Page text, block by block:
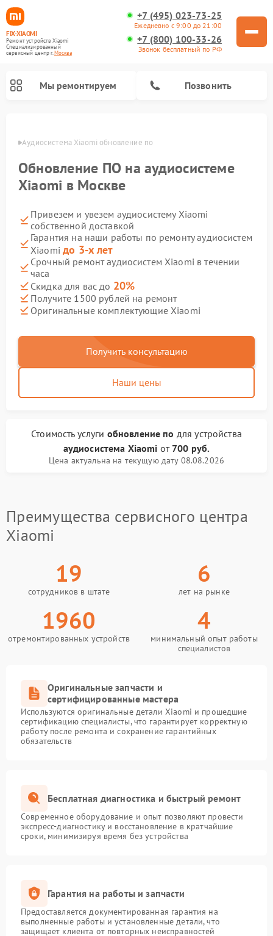
FIX-XIAOMI
Ремонт устройств Xiaomi
Специализированный
cервисный центр г.Москва
+7 (495) 023-73-25
Ежедневно с 9:00 до 21:00
+7 (800) 100-33-26
Звонок бесплатный по РФ
Мы ремонтируем Позвонить
Аудиосистема Xiaomi обновление по
Обновление ПО на аудиосистеме
Xiaomi в Москве
Привезем и увезем аудиосистему Xiaomi
собственной доставкой
Гарантия на наши работы по ремонту аудиосистем
Xiaomiдо 3-х лет
Срочный ремонт аудиосистем Xiaomi в течении
часа
Скидка для вас до 20%
Получите 1500 рублей на ремонт
Оригинальные комплектующие Xiaomi
Получить консультацию
Наши цены
Стоимость услуги обновление по для устройства
аудиосистема Xiaomi от 700 руб.
Цена актуальна на текущую дату 08.08.2026
Преимущества сервисного центра
Xiaomi
19
сотрудников в штате
6
лет на рынке
1960
отремонтированных устройств
4
минимальный опыт работы
специалистов
Оригинальные запчасти и
сертифицированные мастера
Используются оригинальные детали Xiaomi и прошедшие
сертификацию специалисты, что гарантирует корректную
работу после ремонта и сохранение гарантийных
обязательств
Бесплатная диагностика и быстрый ремонт
Современное оборудование и опыт позволяют провести
экспресс-диагностику и восстановление в кратчайшие
сроки, минимизируя время без устройства
Гарантия на работы и запчасти
Предоставляется документированная гарантия на
выполненные работы и установленные детали, что
защищает клиента от повторных неисправностей